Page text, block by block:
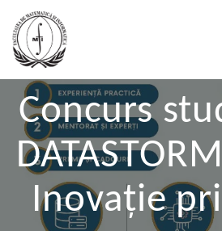
Concurs
Inovație